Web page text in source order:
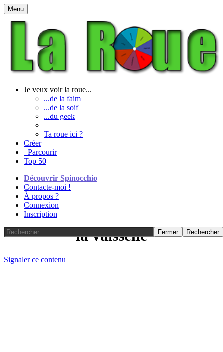
Menu
Je veux voir la roue...
...de la faim
...de la soif
...du geek
Ta roue ici ?
Créer
Parcourir
Top 50
Découvrir Spinocchio
Contacte-moi !
À propos ?
Connexion
Inscription
Fermer Rechercher
la vaisselle
Signaler ce contenu